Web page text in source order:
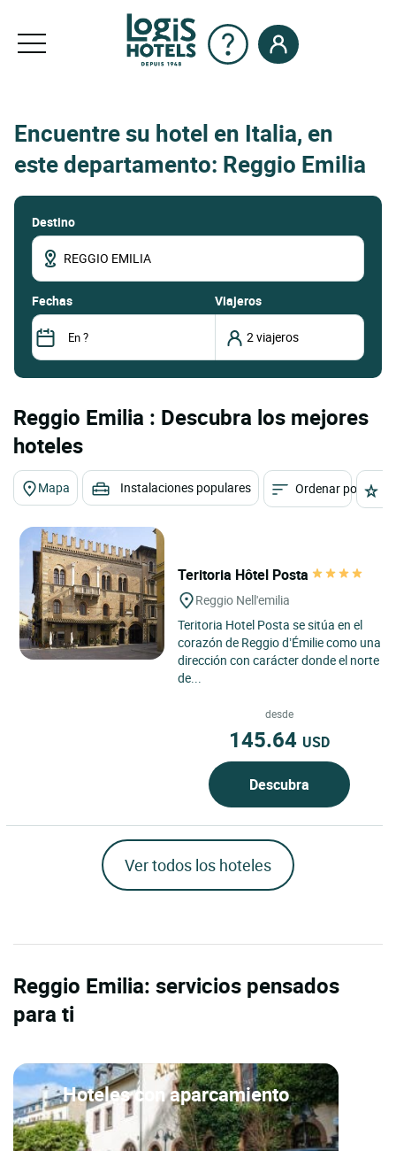
Encuentre su hotel en Italia, en
este departamento: Reggio Emilia
Destino
fechas Viajeros
Reggio Emilia : Descubra los mejores
hoteles
Mapa Instalaciones populares Ordenar por
Teritoria Hôtel Posta
Reggio Nell'emilia
Teritoria Hotel Posta se sitúa en el
corazón de Reggio d’Émilie como una
dirección con carácter donde el norte
de...
desde
145.64 USD
Descubra
Ver todos los hoteles
Reggio Emilia: servicios pensados
para ti
Hoteles con aparcamiento